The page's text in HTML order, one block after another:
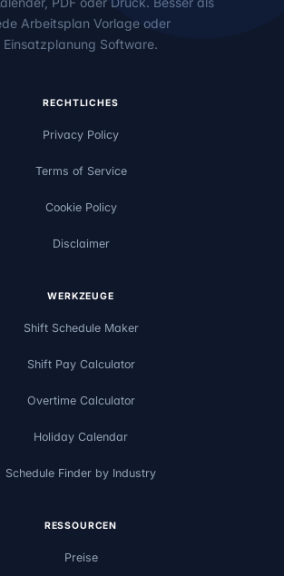
Arbeitsplan Vorlage oder
Einsatzplanung Software.
RECHTLICHES
Privacy Policy
Terms of Service
Cookie Policy
Disclaimer
WERKZEUGE
Shift Schedule Maker
Shift Pay Calculator
Overtime Calculator
Holiday Calendar
Schedule Finder by Industry
RESSOURCEN
Preise